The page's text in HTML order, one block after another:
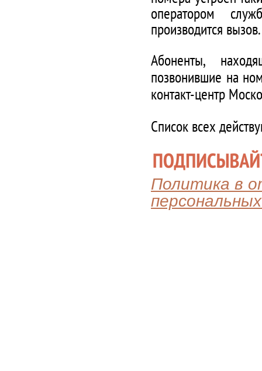
оператором
производится вызов.
Абоненты,
позвонившие на
контакт-центр
Список всех
Политика в